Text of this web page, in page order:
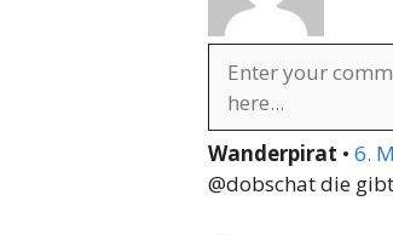
Wanderpirat • 6.
@dobschat die